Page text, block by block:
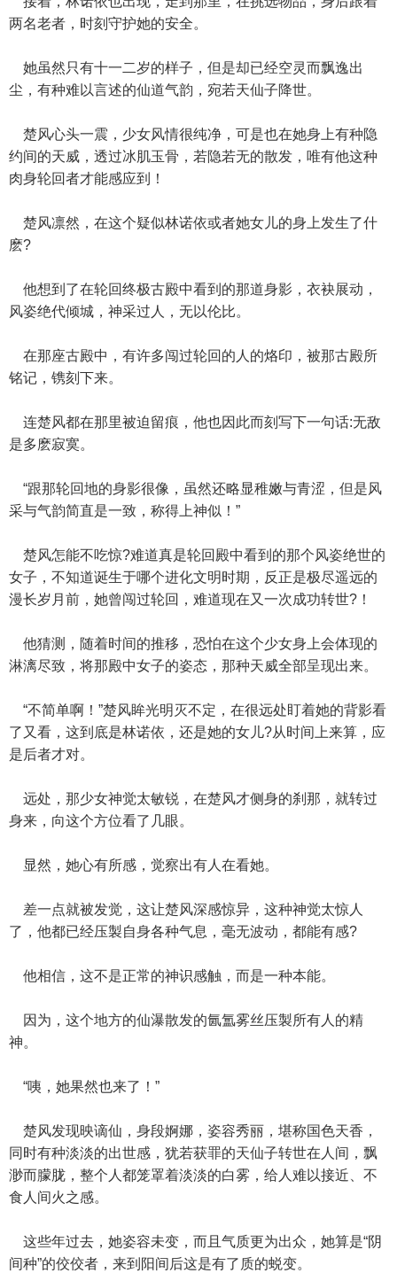
两名老者，时刻守护她的安全。
她虽然只有十一二岁的样子，但是却已经空灵而飘逸出
尘，有种难以言述的仙道气韵，宛若天仙子降世。
楚风心头一震，少女风情很纯净，可是也在她身上有种隐
约间的天威，透过冰肌玉骨，若隐若无的散发，唯有他这种
肉身轮回者才能感应到！
楚风凛然，在这个疑似林诺依或者她女儿的身上发生了什
麽?
他想到了在轮回终极古殿中看到的那道身影，衣袂展动，
风姿绝代倾城，神采过人，无以伦比。
在那座古殿中，有许多闯过轮回的人的烙印，被那古殿所
铭记，镌刻下来。
连楚风都在那里被迫留痕，他也因此而刻写下一句话:无敌
是多麽寂寞。
“跟那轮回地的身影很像，虽然还略显稚嫩与青涩，但是风
采与气韵简直是一致，称得上神似！”
楚风怎能不吃惊?难道真是轮回殿中看到的那个风姿绝世的
女子，不知道诞生于哪个进化文明时期，反正是极尽遥远的
漫长岁月前，她曾闯过轮回，难道现在又一次成功转世?！
他猜测，随着时间的推移，恐怕在这个少女身上会体现的
淋漓尽致，将那殿中女子的姿态，那种天威全部呈现出来。
“不简单啊！”楚风眸光明灭不定，在很远处盯着她的背影看
了又看，这到底是林诺依，还是她的女儿?从时间上来算，应
是后者才对。
远处，那少女神觉太敏锐，在楚风才侧身的刹那，就转过
身来，向这个方位看了几眼。
显然，她心有所感，觉察出有人在看她。
差一点就被发觉，这让楚风深感惊异，这种神觉太惊人
了，他都已经压製自身各种气息，毫无波动，都能有感?
他相信，这不是正常的神识感触，而是一种本能。
因为，这个地方的仙瀑散发的氤氲雾丝压製所有人的精
神。
“咦，她果然也来了！”
楚风发现映谪仙，身段婀娜，姿容秀丽，堪称国色天香，
同时有种淡淡的出世感，犹若获罪的天仙子转世在人间，飘
渺而朦胧，整个人都笼罩着淡淡的白雾，给人难以接近、不
食人间火之感。
这些年过去，她姿容未变，而且气质更为出众，她算是“阴
间种”的佼佼者，来到阳间后这是有了质的蜕变。